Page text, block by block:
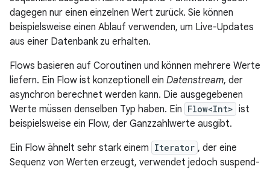
dagegen nur einen einzelnen Wert zurück. Sie können
beispielsweise einen Ablauf verwenden, um Live-Updates
aus einer Datenbank zu erhalten.
Flows basieren auf Coroutinen und können mehrere Werte
liefern. Ein Flow ist konzeptionell ein Datenstream, der
asynchron berechnet werden kann. Die ausgegebenen
Werte müssen denselben Typ haben. Ein Flow<Int> ist
beispielsweise ein Flow, der Ganzzahlwerte ausgibt.
Ein Flow ähnelt sehr stark einem Iterator , der eine
Sequenz von Werten erzeugt, verwendet jedoch suspend-